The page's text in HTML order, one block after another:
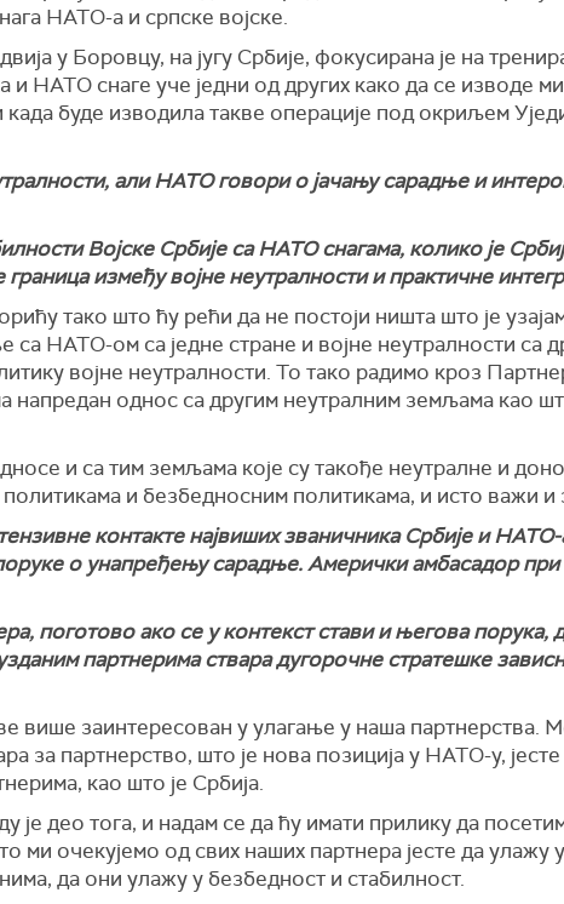
НАТО-а и српске војске.
у Боровцу, на југу Србије, фокусирана је на
и НАТО снаге уче једни од других како да се изводе
када буде изводила такве операције под окриљем
али НАТО говори о јачању сарадње и
Војске Србије са НАТО снагама, колико је
између војне неутралности и практичне
тако што ћу рећи да не постоји ништа што је
са НАТО-ом са једне стране и војне неутралности са
војне неутралности. То тако радимо кроз
однос са другим неутралним земљама као
и са тим земљама које су такође неутралне и
и безбедносним политикама, и исто важи и
контакте највиших званичника Србије и
о унапређењу сарадње. Амерички амбасадор
поготово ако се у контекст стави и његова порука,
партнерима ствара дугорочне стратешке
више заинтересован у улагање у наша партнерства.
за партнерство, што је нова позиција у НАТО-у,
као што је Србија.
је део тога, и надам се да ћу имати прилику да
ми очекујемо од свих наших партнера јесте да улажу
да они улажу у безбедност и стабилност.